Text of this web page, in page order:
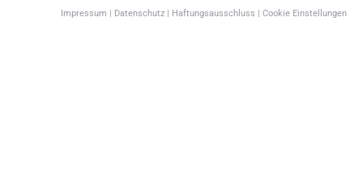
Impressum | Datenschutz | Haftungsausschluss | Cookie Einstellungen